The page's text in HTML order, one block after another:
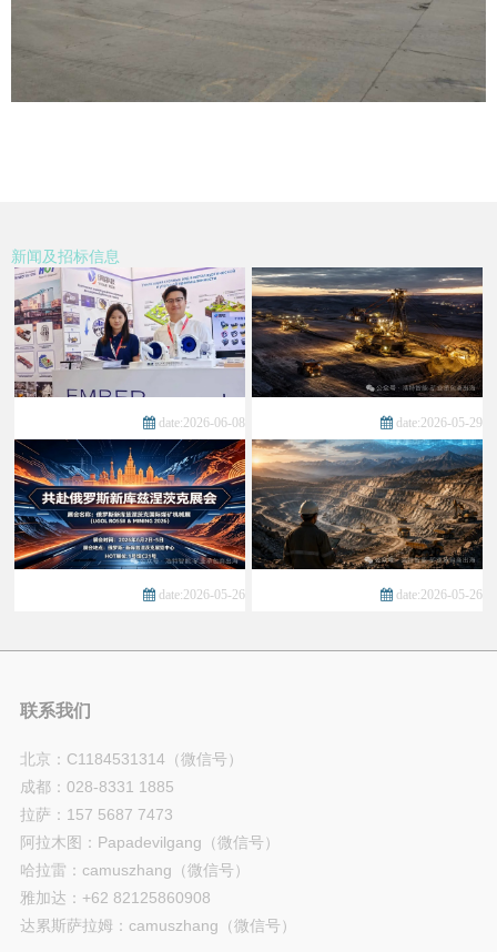
新闻及招标信息
date:2026-06-08 date:2026-05-29
date:2026-05-26 date:2026-05-26
联系我们
北京：C1184531314（微信号）
成都：028-8331 1885
拉萨：157 5687 7473
阿拉木图：Papadevilgang（微信号）
哈拉雷：camuszhang（微信号）
雅加达：+62 82125860908
达累斯萨拉姆：camuszhang（微信号）